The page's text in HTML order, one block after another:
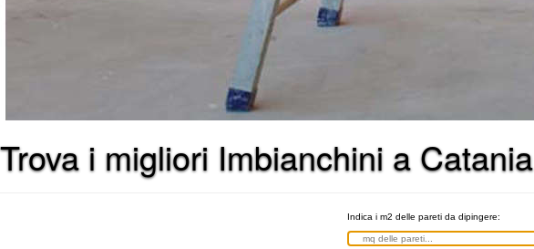
Trova i migliori Imbianchini a Catania
Indica i m2 delle pareti da dipingere: